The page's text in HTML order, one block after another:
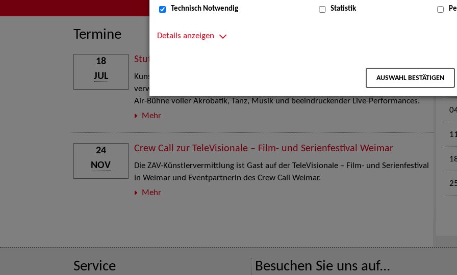
Termine
Stuttgart Street Art
Kunst, Live-Acts und Aktionen für Kinder und Familien. Die Stuttgart Street Art
verwandelt den Schlossplatz am 18. Juli 2026 von12 bis 18 Uhr in eine große Open-
Air-Bühne voller Akrobatik, Tanz, Musik und beeindruckender Live-Performances.
Mehr
18
JUL
Crew Call zur TeleVisionale – Film- und Serienfestival Weimar
Die ZAV-Künstlervermittlung ist Gast auf der TeleVisionale – Film- und Serienfestival
in Weimar und Eventpartnerin des Crew Call Weimar.
Mehr
24
NOV
Service Besuchen Sie uns auf...
Technisch Notwendig Statistik
Details anzeigen
AUSWAHL BESTÄTIGEN